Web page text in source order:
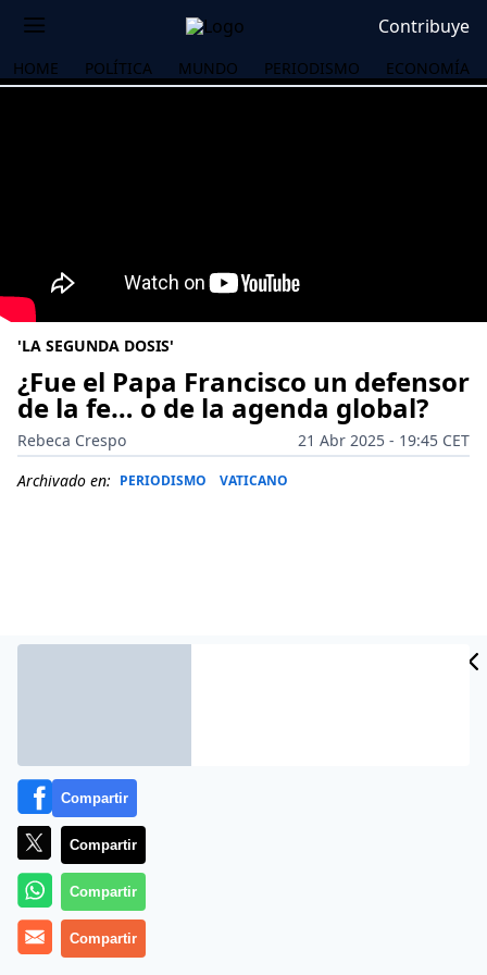
Contribuye
HOME POLÍTICA MUNDO PERIODISMO ECONOMÍA
'LA SEGUNDA DOSIS'
¿Fue el Papa Francisco un defensor
de la fe… o de la agenda global?
Rebeca Crespo
21 Abr 2025 - 19:45 CET
Archivado en: PERIODISMO VATICANO
Más información
Compartir
Compartir
Compartir
Compartir